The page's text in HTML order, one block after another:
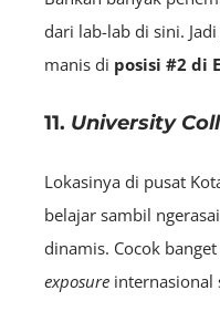
dari lab-lab di sini.
manis di posisi #2 di
11. University
Lokasinya di pusat
belajar sambil
dinamis. Cocok
exposure internasional